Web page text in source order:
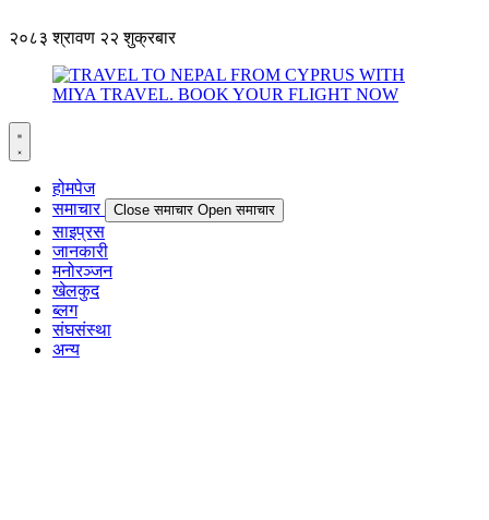
२०८३ श्रावण २२ शुक्रबार
होमपेज
समाचार
Close समाचार Open समाचार
साइप्रस
जानकारी
मनोरञ्जन
खेलकुद
ब्लग
संघसंस्था
अन्य